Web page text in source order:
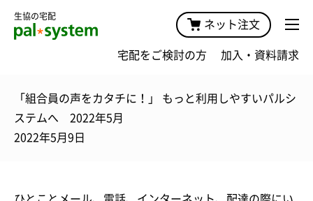
生協の宅配
ネット注文
宅配をご検討の方 加入・資料請求
「組合員の声をカタチに！」 もっと利用しやすいパルシ
ステムへ 2022年5月
2022年5月9日